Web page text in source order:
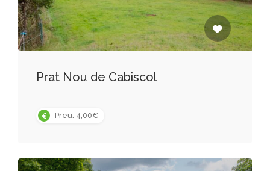
Prat Nou de Cabiscol
Preu: 4,00€